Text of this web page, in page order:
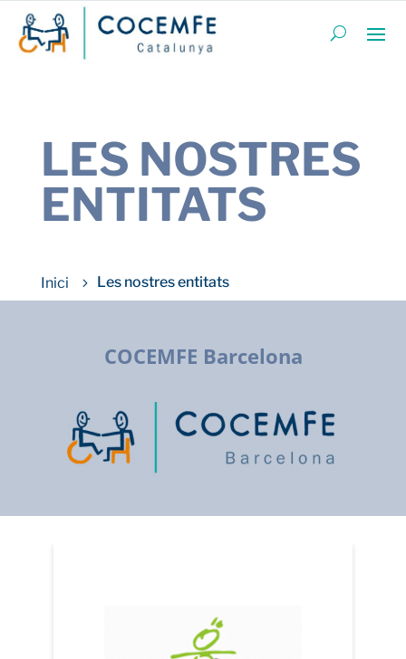
LES NOSTRES
ENTITATS
Les nostres entitats
COCEMFE Barcelona